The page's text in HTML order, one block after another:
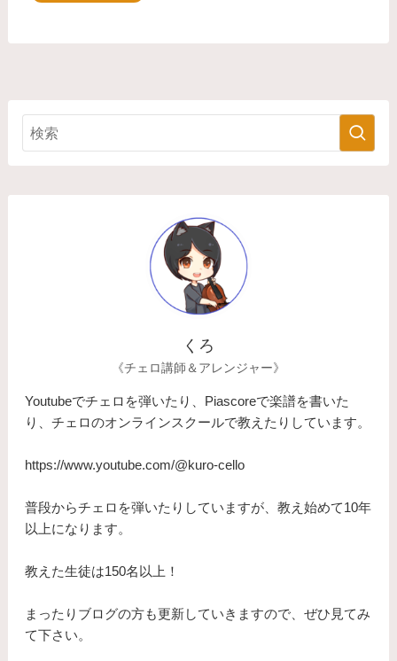
くろ
《チェロ講師＆アレンジャー》
Youtubeでチェロを弾いたり、Piascoreで楽譜を書いた
り、チェロのオンラインスクールで教えたりしています。
https://www.youtube.com/@kuro-cello
普段からチェロを弾いたりしていますが、教え始めて10年
以上になります。
​教えた生徒は150名以上！
まったりブログの方も更新していきますので、ぜひ見てみ
て下さい。